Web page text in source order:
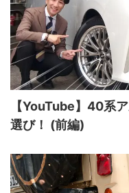
【YouTube】40系
選び！ (前編)